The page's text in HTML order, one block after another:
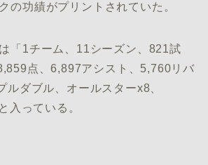
の功績がプリントされていた。
「1チーム、11シーズン、821試
点、6,897アシスト、5,760リバ
ルダブル、オールスターx8、
入っている。